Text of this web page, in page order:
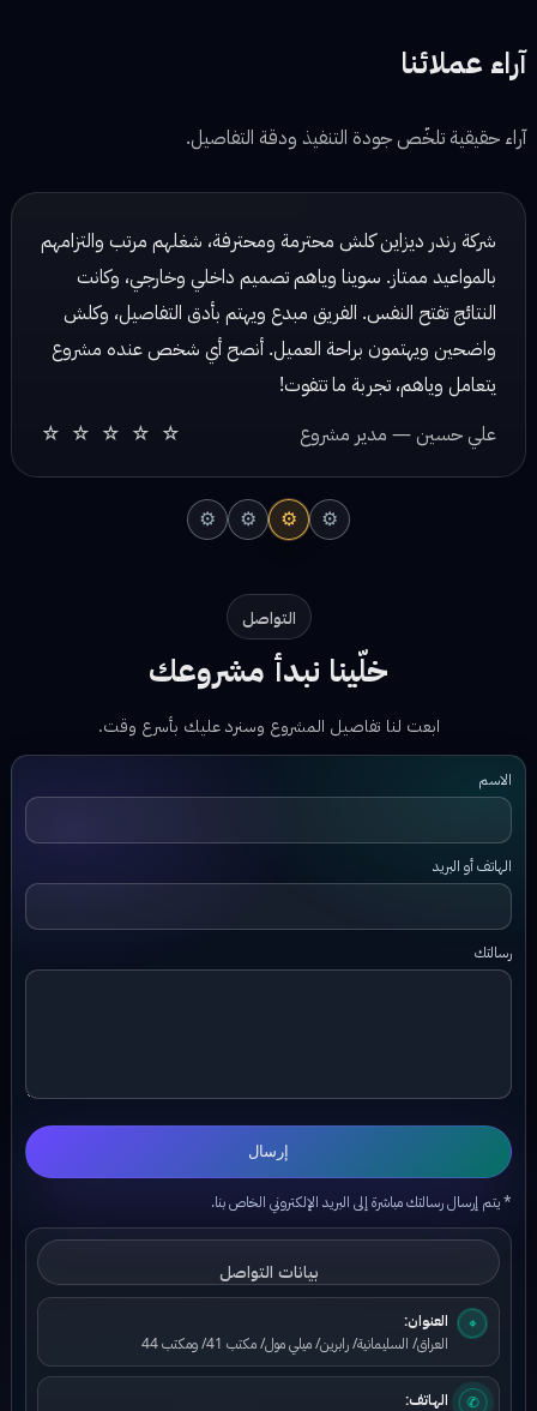
آراء عملائنا
آراء حقيقية تلخّص جودة التنفيذ ودقة التفاصيل.
شركة رندر ديزاين شغلهم مرتب وكلش احترافي، يهتمون بالتفاصيل
ويسلمون الشغل بالوقت المحدد. تعاملهم راقي والنتائج دائماً
ممتازة!
نور محمد — مصممة ديكور
☆ ☆ ☆ ☆ ☆
⚙
التواصل
خلّينا نبدأ مشروعك
ابعت لنا تفاصيل المشروع وسنرد عليك بأسرع وقت.
الهاتف أو البريد
رسالتك
* يتم إرسال رسالتك مباشرة إلى البريد الإلكتروني الخاص بنا.
بيانات التواصل
العراق/ السليمانية/ رابرين/ ميلي مول/ مكتب 41/ ومكتب 44
✆
الهاتف:
+964 771 736 5184